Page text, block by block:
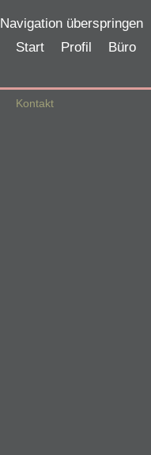
Navigation überspringen
Start
Profil Büro
Kontakt